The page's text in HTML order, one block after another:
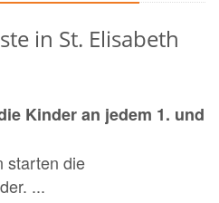
in St. Elisabeth
Kinder an jedem 1. und
starten die
...